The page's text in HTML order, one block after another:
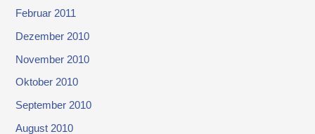
Februar 2011
Dezember 2010
November 2010
Oktober 2010
September 2010
August 2010